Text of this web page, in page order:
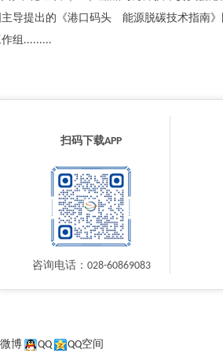
导提出的《港口码头 能源脱碳技术指南
组.........
扫码下载APP
咨询电话：028-60869083
微博 QQ QQ空间